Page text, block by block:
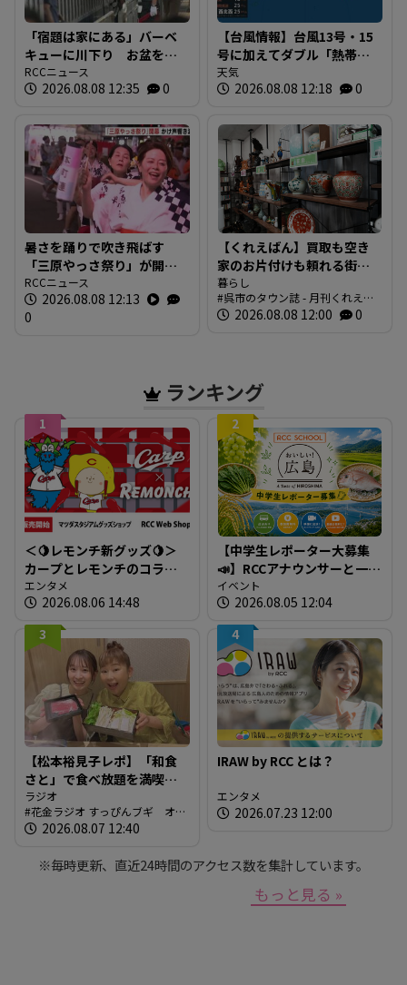
「宿題は家にある」バーベ
キューに川下り お盆をふ
るさとで 帰省ラッシュピ
ークで新幹線の下りはほぼ
物を持った人たちで混雑
広島
RCCニュース
2026.08.08 12:35 0
【台風情報】台風13号・15
号に加えてダブル「熱帯低
気圧」発生へ 15号はお盆
に日本直撃か ※18日まで
ン 【8日正午現在】
天気
2026.08.08 12:18 0
暑さを踊りで吹き飛ばす
「三原やっさ祭り」が開
幕 元気なかけ声が響き渡
り 広島・三原市
RCCニュース
2026.08.08 12:13
0
【くれえばん】買取も空き
家のお片付けも頼れる街の
便利なお店「くれリサイク
ルショップ 環（めぐる）」
暮らし
呉市のタウン誌 - 月刊くれえば
ん 2026.08.08 12:00 0
ランキング
1
＜🍋レモンチ新グッズ🍋＞
カープとレモンチのコラボ
グッズが登場！
エンタメ
2026.08.06 14:48
2
【中学生レポーター大募集
📣】RCCアナウンサーと一緒
に「広島の食」の現場を取
材しよう！
イベント
2026.08.05 12:04
3
【松本裕見子レポ】「和食
さと」で食べ放題を満喫！
「さとしゃぶ」を体験！！
（RCCラジオ「花金ラジオ
すっぴんブギ」企画）
ラジオ
花金ラジオ すっぴんブギ オン
エア情報
2026.08.07 12:40
4
IRAW by RCC とは？
エンタメ
2026.07.23 12:00
※毎時更新、直近24時間のアクセス数を集計しています。
もっと見る »